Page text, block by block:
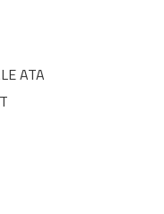
ATA